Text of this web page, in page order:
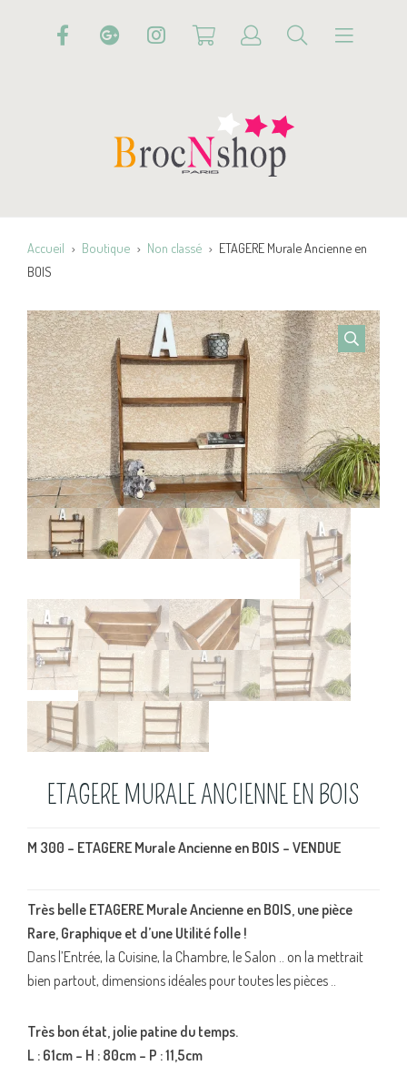
Accueil Boutique Non classé
ETAGERE Murale Ancienne en
BOIS
ETAGERE MURALE ANCIENNE EN BOIS
M 300 – ETAGERE Murale Ancienne en BOIS – VENDUE
Très belle ETAGERE Murale Ancienne en BOIS, une pièce
Rare, Graphique et d’une Utilité folle !
Dans l’Entrée, la Cuisine, la Chambre, le Salon .. on la mettrait
bien partout, dimensions idéales pour toutes les pièces ..
Très bon état, jolie patine du temps.
L : 61cm – H : 80cm – P : 11,5cm